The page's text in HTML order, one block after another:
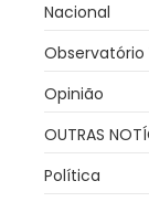
Nacional
Observatório
Opinião
OUTRAS
Política